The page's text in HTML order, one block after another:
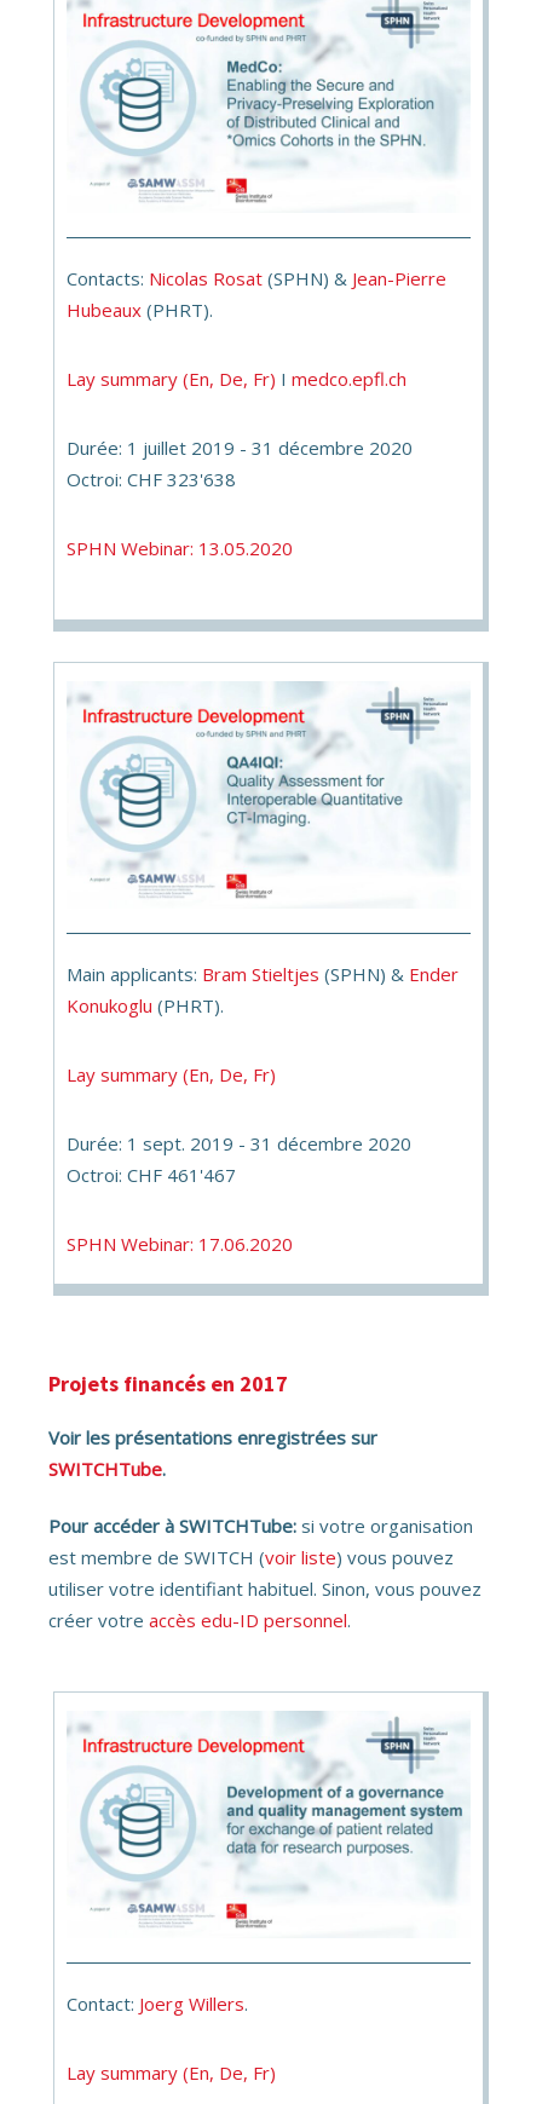
Contacts: Nicolas Rosat (SPHN) & Jean-Pierre
Hubeaux (PHRT).
Lay summary (En, De, Fr) I medco.epfl.ch
Durée: 1 juillet 2019 - 31 décembre 2020
Octroi: CHF 323'638
SPHN Webinar: 13.05.2020
Main applicants: Bram Stieltjes (SPHN) & Ender
Konukoglu (PHRT).
Lay summary (En, De, Fr)
Durée: 1 sept. 2019 - 31 décembre 2020
Octroi: CHF 461'467
SPHN Webinar: 17.06.2020
Projets financés en 2017
Voir les présentations enregistrées sur
SWITCHTube.
Pour accéder à SWITCHTube: si votre organisation
est membre de SWITCH (voir liste) vous pouvez
utiliser votre identifiant habituel. Sinon, vous pouvez
créer votre accès edu-ID personnel.
Contact: Joerg Willers.
Lay summary (En, De, Fr)